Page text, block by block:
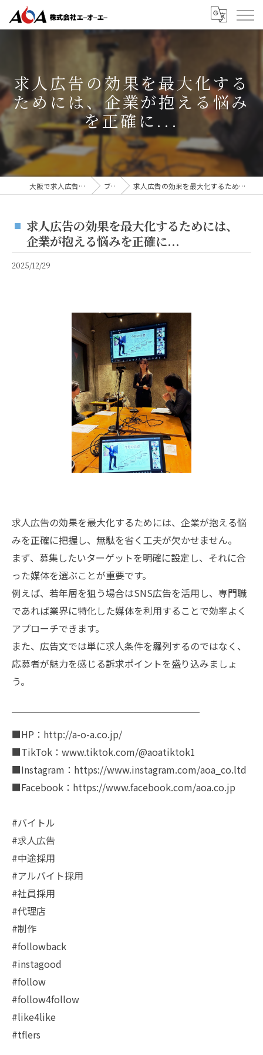
求人広告の効果を最大化する
ためには、企業が抱える悩み
を正確に...
大阪で求人広告なら株式会社AOA ブログ 求人広告の効果を最大化するためには、企業が抱える悩みを正確に...
求人広告の効果を最大化するためには、
企業が抱える悩みを正確に...
2025/12/29
求人広告の効果を最大化するためには、企業が抱える悩
みを正確に把握し、無駄を省く工夫が欠かせません。
まず、募集したいターゲットを明確に設定し、それに合
った媒体を選ぶことが重要です。
例えば、若年層を狙う場合はSNS広告を活用し、専門職
であれば業界に特化した媒体を利用することで効率よく
アプローチできます。
また、広告文では単に求人条件を羅列するのではなく、
応募者が魅力を感じる訴求ポイントを盛り込みましょ
う。
￣￣￣￣￣￣￣￣￣￣￣￣￣￣￣￣￣￣￣￣
■HP：http://a-o-a.co.jp/
■TikTok：www.tiktok.com/@aoatiktok1
■Instagram：https://www.instagram.com/aoa_co.ltd
■Facebook：https://www.facebook.com/aoa.co.jp
#バイトル
#求人広告
#中途採用
#アルバイト採用
#社員採用
#代理店
#制作
#followback
#instagood
#follow
#follow4follow
#like4like
#tflers